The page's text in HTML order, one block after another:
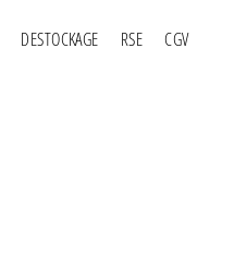
DESTOCKAGE RSE CGV